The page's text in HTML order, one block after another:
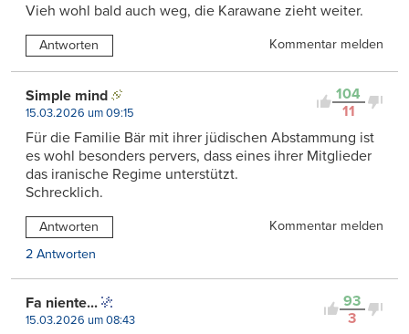
Vieh wohl bald auch weg, die Karawane zieht weiter.
Antworten Kommentar melden
104
11
Simple mind
15.03.2026 um 09:15
Für die Familie Bär mit ihrer jüdischen Abstammung ist
es wohl besonders pervers, dass eines ihrer Mitglieder
das iranische Regime unterstützt.
Schrecklich.
Antworten
Kommentar melden
2 Antworten
93
3
Fa niente...
15.03.2026 um 08:43